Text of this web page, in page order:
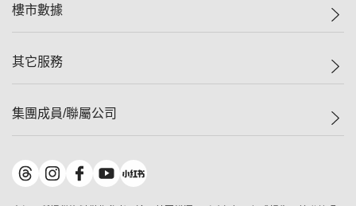
減價
美聯豪宅
獨家樓盤
租盤
自助放盤
查詢熱線
按揭計算機
負擔能力計算機
轉按計算機
繳款方式
樓市數據
樓價指數
歷史成交
屋苑成交排行榜
地區百科
其它服務
屋苑專頁
美聯精英會
集團成員/聯屬公司
美聯物業
鋑聯控股*